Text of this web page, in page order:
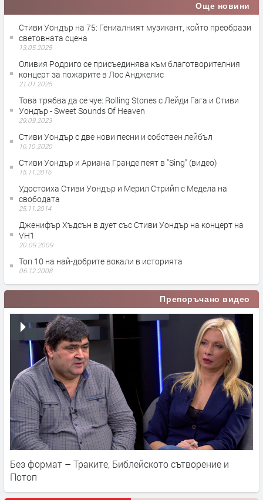
Още новини
Стиви Уондър на 75: Гениалният музикант, който преобрази
световната сцена
13.05.2025
Оливия Родриго се присъединява към благотворителния
концерт за пожарите в Лос Анджелис
21.01.2025
Това трябва да се чуе: Rolling Stones с Лейди Гага и Стиви
Уондър - Sweet Sounds Of Heaven
29.09.2023
Стиви Уондър с две нови песни и собствен лейбъл
16.10.2020
Стиви Уондър и Ариана Гранде пеят в "Sing" (видео)
15.11.2016
Удостоиха Стиви Уондър и Мерил Стрийп с Медела на
свободата
25.11.2014
Дженифър Хъдсън в дует със Стиви Уондър на концерт на
VH1
20.09.2009
Топ 10 на най-добрите вокали в историята
06.12.2008
Препоръчано видео
Без формат – Траките, Библейското сътворение и
Потоп